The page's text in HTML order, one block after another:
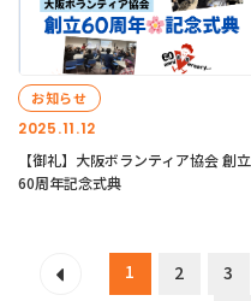
2025.11.12
お知らせ
【御礼】大阪ボランティア協会 創立
60周年記念式典
1 2 3